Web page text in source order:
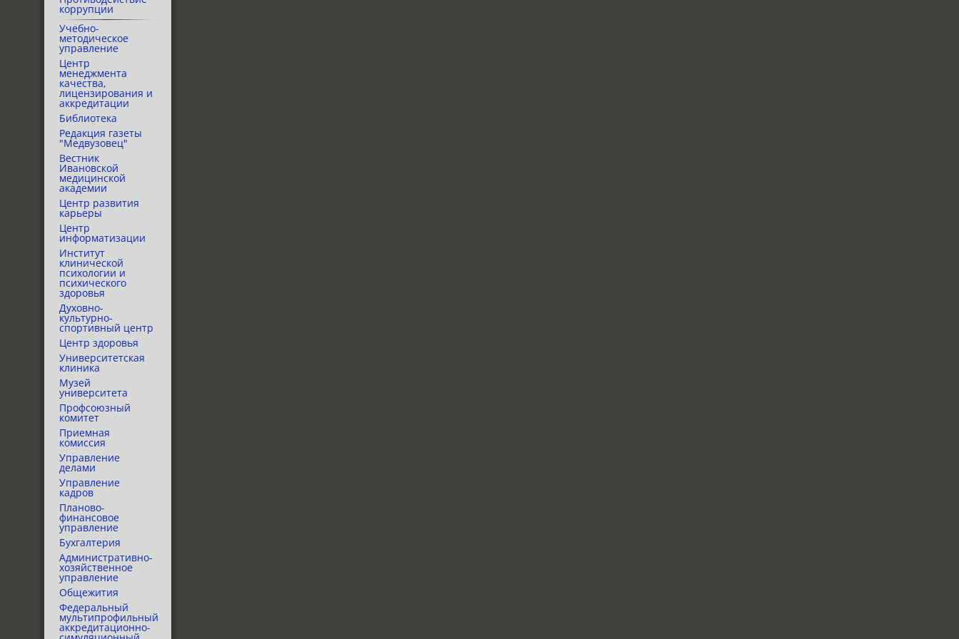
коррупции
Учебно-
методическое
управление
Центр
менеджмента
качества,
лицензирования и
аккредитации
Библиотека
Редакция газеты
"Медвузовец"
Вестник
Ивановской
медицинской
академии
Центр развития
карьеры
Центр
информатизации
Институт
клинической
психологии и
психического
здоровья
Духовно-
культурно-
спортивный центр
Центр здоровья
Университетская
клиника
Музей
университета
Профсоюзный
комитет
Приемная
комиссия
Управление
делами
Управление
кадров
Планово-
финансовое
управление
Бухгалтерия
Административно-
хозяйственное
управление
Общежития
Федеральный
мультипрофильный
аккредитационно-